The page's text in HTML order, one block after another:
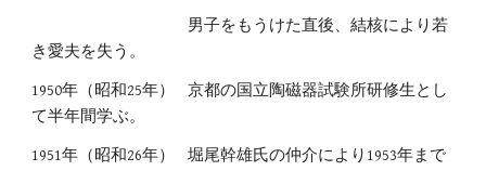
男子をもうけた直後、結核により若
き愛夫を失う。
1950年（昭和25年）
京都の国立陶磁器試験所研修生とし
て半年間学ぶ。
1951年（昭和26年）
堀尾幹雄氏の仲介により1953年まで